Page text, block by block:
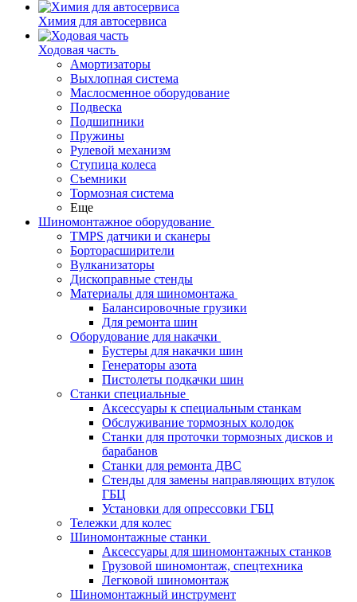
Химия для автосервиса
Ходовая часть
Амортизаторы
Выхлопная система
Маслосменное оборудование
Подвеска
Подшипники
Пружины
Рулевой механизм
Ступица колеса
Съемники
Тормозная система
Еще
Шиномонтажное оборудование
TMPS датчики и сканеры
Борторасширители
Вулканизаторы
Дископравные стенды
Материалы для шиномонтажа
Балансировочные грузики
Для ремонта шин
Оборудование для накачки
Бустеры для накачки шин
Генераторы азота
Пистолеты подкачки шин
Станки специальные
Аксессуары к специальным станкам
Обслуживание тормозных колодок
Станки для проточки тормозных дисков и
барабанов
Станки для ремонта ДВС
Стенды для замены направляющих втулок
ГБЦ
Установки для опрессовки ГБЦ
Тележки для колес
Шиномонтажные станки
Аксессуары для шиномонтажных станков
Грузовой шиномонтаж, спецтехника
Легковой шиномонтаж
Шиномонтажный инструмент